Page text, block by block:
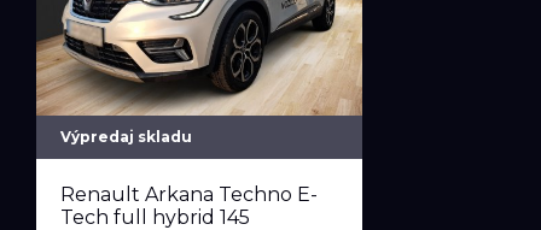
Výpredaj skladu
Renault Arkana Techno E-
Tech full hybrid 145